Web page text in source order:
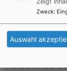
Adresse der
Haus für
Flachslanden
91604
Zeigt
Zweck:
Auswahl